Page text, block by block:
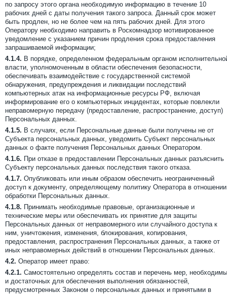
по запросу этого органа необходимую информацию в течение 10
рабочих дней с даты получения такого запроса. Данный срок может
быть продлен, но не более чем на пять рабочих дней. Для этого
Оператору необходимо направить в Роскомнадзор мотивированное
уведомление с указанием причин продления срока предоставления
запрашиваемой информации;
4.1.4. В порядке, определенном федеральным органом
власти, уполномоченным в области обеспечения безопасности,
обеспечивать взаимодействие с государственной системой
обнаружения, предупреждения и ликвидации последствий
компьютерных атак на информационные ресурсы РФ, включая
информирование его о компьютерных инцидентах, которые повлекли
неправомерную передачу (предоставление, распространение, доступ)
Персональных данных.
4.1.5. В случаях, если Персональные данные были получены не от
Субъекта персональных данных, уведомить Субъект персональных
данных о факте получения Персональных данных Оператором.
4.1.6. При отказе в предоставлении Персональных данных разъяснить
Субъекту персональных данных последствия такого отказа.
4.1.7. Опубликовать или иным образом обеспечить неограниченный
доступ к документу, определяющему политику Оператора в отношении
обработки Персональных данных.
4.1.8. Принимать необходимые правовые, организационные и
технические меры или обеспечивать их принятие для защиты
Персональных данных от неправомерного или случайного доступа к
ним, уничтожения, изменения, блокирования, копирования,
предоставления, распространения Персональных данных, а также от
иных неправомерных действий в отношении Персональных данных.
4.2. Оператор имеет право:
4.2.1. Самостоятельно определять состав и перечень мер,
и достаточных для обеспечения выполнения обязанностей,
предусмотренных Законом о персональных данных и принятыми в